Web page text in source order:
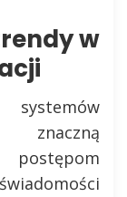
w
znaczną